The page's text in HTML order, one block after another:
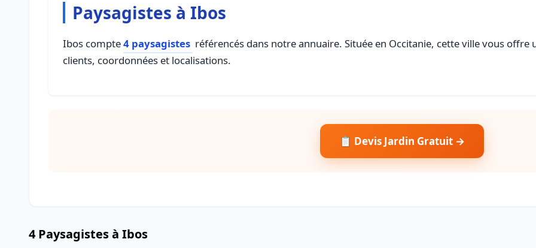
Paysagistes à Ibos
Ibos compte4 paysagistes référencés dans notre annuaire. Située en Occitanie, cette ville vous offre
clients, coordonnées et localisations.
📋 Devis Jardin Gratuit →
4 Paysagistes à Ibos